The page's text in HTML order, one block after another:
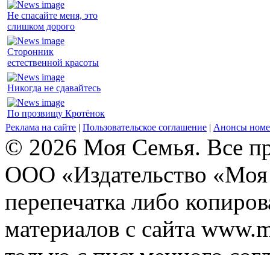
Не спасайте меня, это
слишком дорого
Сторонник
естественной красоты
Никогда не сдавайтесь
По прозвищу Кротёнок
Реклама на сайте | Пользовательское соглашение | Анонсы
© 2026 Моя Семья. Все
ООО «Издательство
перепечатка либо
материалов с сайта